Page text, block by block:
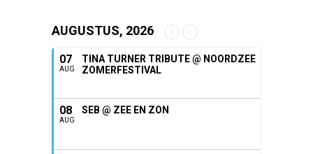
AUGUSTUS, 2026
07
AUG
TINA TURNER TRIBUTE @ NOORDZEE
ZOMERFESTIVAL
08
AUG
SEB @ ZEE EN ZON